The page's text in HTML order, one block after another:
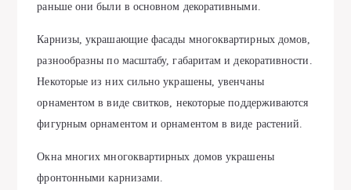
раньше они были в основном декоративными.
Карнизы, украшающие фасады многоквартирных домов,
разнообразны по масштабу, габаритам и декоративности.
Некоторые из них сильно украшены, увенчаны
орнаментом в виде свитков, некоторые поддерживаются
фигурным орнаментом и орнаментом в виде растений.
Окна многих многоквартирных домов украшены
фронтонными карнизами.